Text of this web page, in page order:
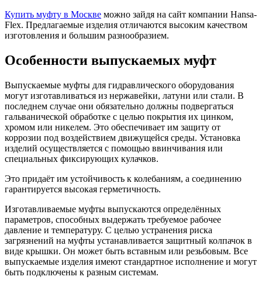
Купить муфту в Москве можно зайдя на сайт компании Hansa-
Flex. Предлагаемые изделия отличаются высоким качеством
изготовления и большим разнообразием.
Особенности выпускаемых муфт
Выпускаемые муфты для гидравлического оборудования
могут изготавливаться из нержавейки, латуни или стали. В
последнем случае они обязательно должны подвергаться
гальванической обработке с целью покрытия их цинком,
хромом или никелем. Это обеспечивает им защиту от
коррозии под воздействием движущейся среды. Установка
изделий осуществляется с помощью ввинчивания или
специальных фиксирующих кулачков.
Это придаёт им устойчивость к колебаниям, а соединению
гарантируется высокая герметичность.
Изготавливаемые муфты выпускаются определённых
параметров, способных выдержать требуемое рабочее
давление и температуру. С целью устранения риска
загрязнений на муфты устанавливается защитный колпачок в
виде крышки. Он может быть вставным или резьбовым. Все
выпускаемые изделия имеют стандартное исполнение и могут
быть подключены к разным системам.